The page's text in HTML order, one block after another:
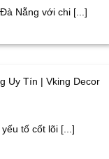
Nẵng với chi [...]
Uy Tín | Vking Decor
tố cốt lõi [...]